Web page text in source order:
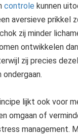
controle kunnen
aversieve prikkel
zij minder
ontwikkelen
zij precies
ondergaan.
lijkt ook voor
omgaan of
management.